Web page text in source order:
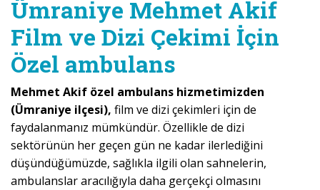
Ümraniye Mehmet Akif
Film ve Dizi Çekimi İçin
Özel ambulans
Mehmet Akif özel ambulans hizmetimizden
(Ümraniye ilçesi), film ve dizi çekimleri için de
faydalanmanız mümkündür. Özellikle de dizi
sektörünün her geçen gün ne kadar ilerlediğini
düşündüğümüzde, sağlıkla ilgili olan sahnelerin,
ambulanslar aracılığıyla daha gerçekçi olmasını